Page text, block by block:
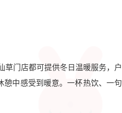
门店都可提供冬日温暖服务，户
憩中感受到暖意。一杯热饮、一句